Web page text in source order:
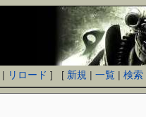
| リロード ] [ 新規 |一覧 |検索